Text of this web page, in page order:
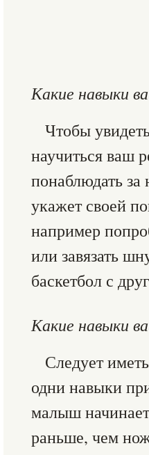
Какие навыки
Чтобы
научиться ваш
понаблюдать
укажет своей
например
или завязать
баскетбол с
Какие навыки
Следует
одни навыки
малыш
раньше, чем